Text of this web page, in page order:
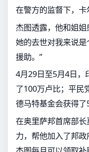
在警方的监督下，
杰图透露，他和姐
她的去世对我来说
援助。”
4月29日至5月4日，
了100万卢比；平民
德马特基金会获得了
在奥里萨邦首席部长
力，帮他加入了邦